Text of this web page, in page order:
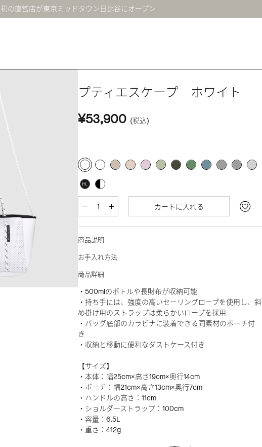
初の直営店が東京ミッドタウン日比谷にオープン
プティエスケープ ホワイト
¥53,900 (税込)
カートに入れる
商品説明
お手入れ方法
商品詳細
・500mlのボトルや長財布が収納可能
・持ち手には、強度の高いセーリングロープを使用し、斜
め掛け用のストラップは柔らかいロープを採用
・バッグ底部のカラビナに装着できる同素材のポーチ付
き
・収納と移動に便利なダストケース付き
【サイズ】
・本体：幅25cm×高さ19cm×奥行14cm
・ポーチ：幅21cm×高さ13cm×奥行7cm
・ハンドルの高さ：11cm
・ショルダーストラップ：100cm
・容量：6.5L
・重さ：412g